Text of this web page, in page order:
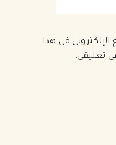
في هذا
تعليقي.